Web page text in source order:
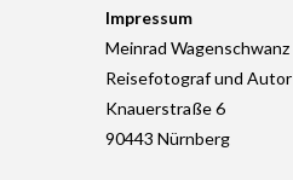
Impressum
Meinrad Wagenschwanz
Reisefotograf und Autor
Knauerstraße 6
90443 Nürnberg